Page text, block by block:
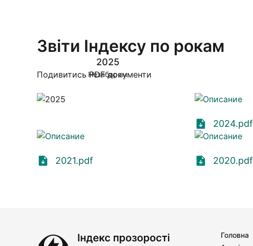
Звіти Індексу по рокам
Подивитись PDF документи
2025
Незабаром
2024.pdf
2021.pdf 2020.pdf
Головна